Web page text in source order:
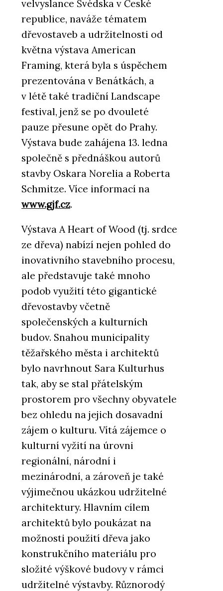
velvyslance Švédska v České
republice, naváže tématem
dřevostaveb a udržitelnosti od
května výstava American
Framing, která byla s úspěchem
prezentována v Benátkách, a
v létě také tradiční Landscape
festival, jenž se po dvouleté
pauze přesune opět do Prahy.
Výstava bude zahájena 13. ledna
společně s přednáškou autorů
stavby Oskara Norelia a Roberta
Schmitze. Více informací na
www.gjf.cz.
Výstava A Heart of Wood (tj. srdce
ze dřeva) nabízí nejen pohled do
inovativního stavebního procesu,
ale představuje také mnoho
podob využití této gigantické
dřevostavby včetně
společenských a kulturních
budov. Snahou municipality
těžařského města i architektů
bylo navrhnout Sara Kulturhus
tak, aby se stal přátelským
prostorem pro všechny obyvatele
bez ohledu na jejich dosavadní
zájem o kulturu. Vítá zájemce o
kulturní vyžití na úrovni
regionální, národní i
mezinárodní, a zároveň je také
výjimečnou ukázkou udržitelné
architektury. Hlavním cílem
architektů bylo poukázat na
možnosti použití dřeva jako
konstrukčního materiálu pro
složité výškové budovy v rámci
udržitelné výstavby. Různorodý